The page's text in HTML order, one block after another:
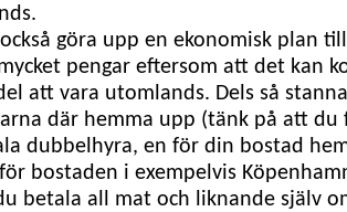
göra upp en ekonomisk plan
pengar eftersom att det kan
att vara utomlands. Dels så
där hemma upp (tänk på att du
dubbelhyra, en för din bostad
bostaden i exempelvis
betala all mat och liknande själv